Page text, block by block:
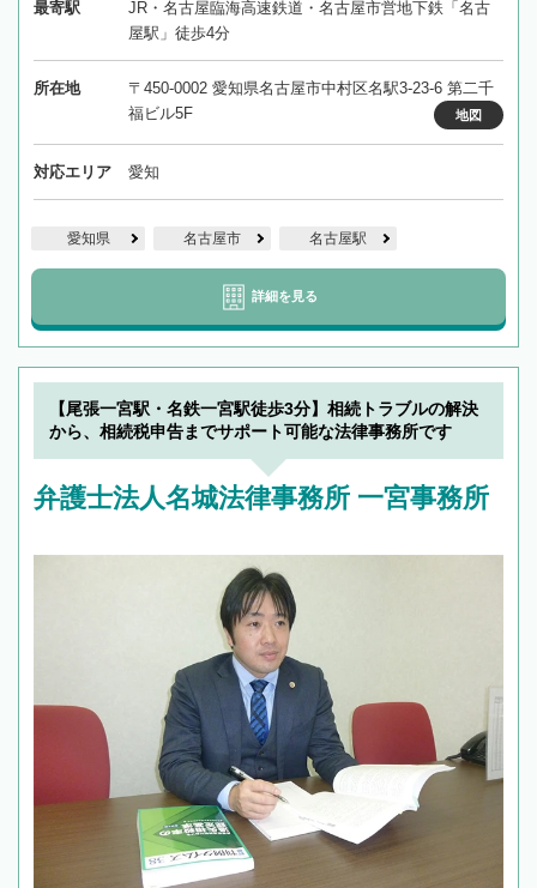
最寄駅
JR・名古屋臨海高速鉄道・名古屋市営地下鉄「名古
屋駅」徒歩4分
所在地
〒450-0002 愛知県名古屋市中村区名駅3-23-6 第二千
福ビル5F
地図
対応エリア 愛知
愛知県 名古屋市 名古屋駅
詳細を見る
【尾張一宮駅・名鉄一宮駅徒歩3分】相続トラブルの解決
から、相続税申告までサポート可能な法律事務所です
弁護士法人名城法律事務所 一宮事務所